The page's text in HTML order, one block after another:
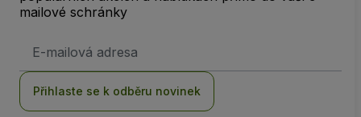
mailové schránky
adresa
Přihlaste se k odběru novinek